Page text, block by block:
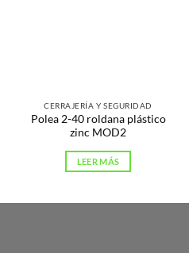
CERRAJERÍA Y SEGURIDAD
Polea 2-40 roldana plástico
zinc MOD2
LEER MÁS